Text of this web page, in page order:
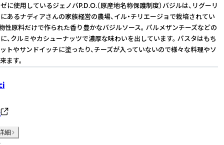
に使用しているジェノバP.D.O.（原産地名称保護制度）バジルは、リグーリ
あるナディアさんの家族経営の農場、イル・チリエージョで栽培されてい
性原料だけで作られた香り豊かなバジルソース。 パルメザンチーズなどの
、クルミやカシューナッツで濃厚な味わいを出しています。 パスタはもち
トやサンドイッチに塗ったり、チーズが入っていないので様々な料理やソ
ます。
細